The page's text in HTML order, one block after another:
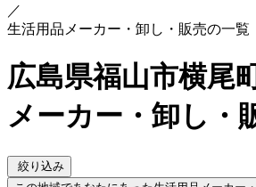
／
生活用品メーカー・卸し・販売の一覧
広島県福山市横尾
メーカー・卸し・
絞り込み